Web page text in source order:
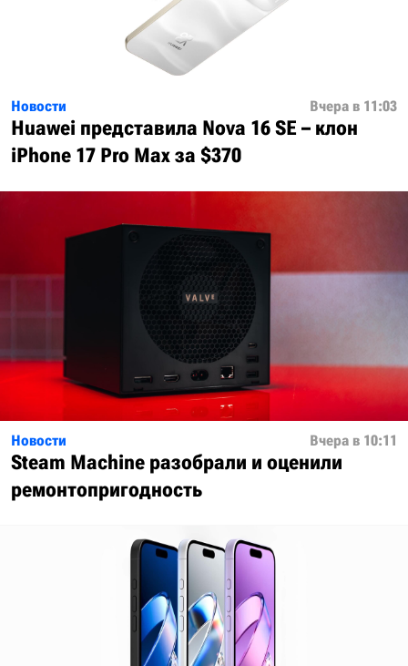
Новости Вчера в 11:03
Huawei представила Nova 16 SE – клон
iPhone 17 Pro Max за $370
Новости Вчера в 10:11
Steam Machine разобрали и оценили
ремонтопригодность